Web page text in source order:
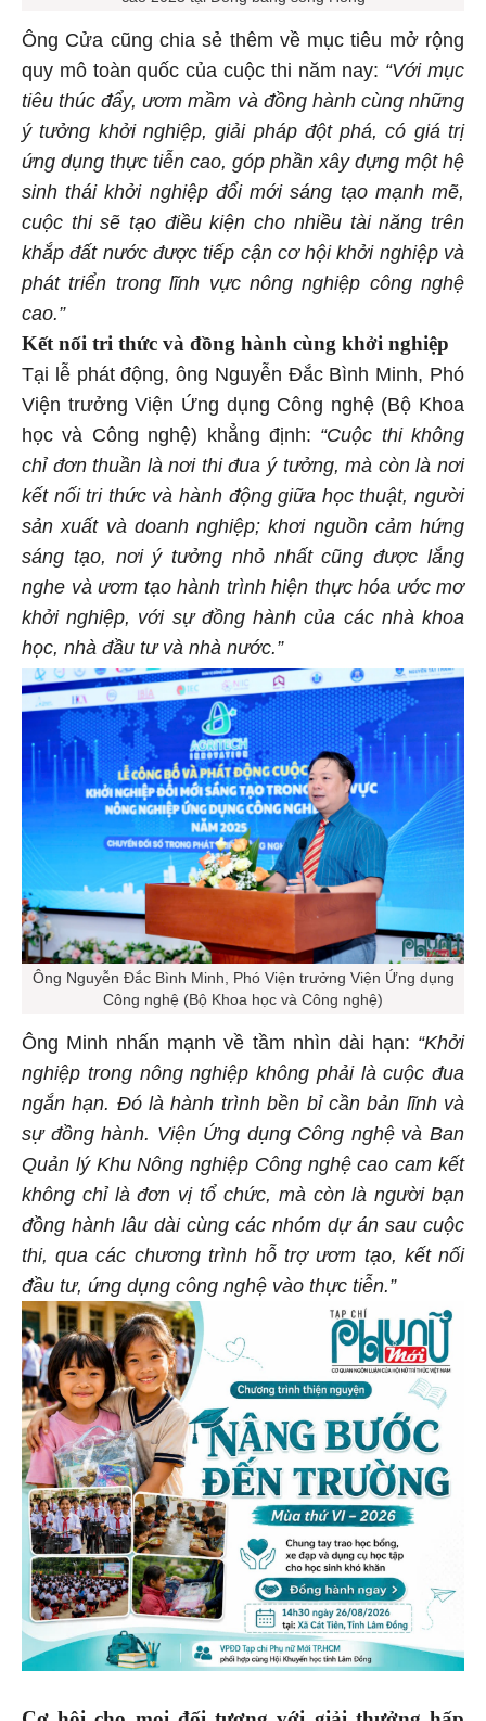
Ông Cửa cũng chia sẻ thêm về mục tiêu mở rộng
quy mô toàn quốc của cuộc thi năm nay: “Với mục
tiêu thúc đẩy, ươm mầm và đồng hành cùng những
ý tưởng khởi nghiệp, giải pháp đột phá, có giá trị
ứng dụng thực tiễn cao, góp phần xây dựng một hệ
sinh thái khởi nghiệp đổi mới sáng tạo mạnh mẽ,
cuộc thi sẽ tạo điều kiện cho nhiều tài năng trên
khắp đất nước được tiếp cận cơ hội khởi nghiệp và
phát triển trong lĩnh vực nông nghiệp công nghệ
cao.”
Kết nối tri thức và đồng hành cùng khởi nghiệp
Tại lễ phát động, ông Nguyễn Đắc Bình Minh, Phó
Viện trưởng Viện Ứng dụng Công nghệ (Bộ Khoa
học và Công nghệ) khẳng định: “Cuộc thi không
chỉ đơn thuần là nơi thi đua ý tưởng, mà còn là nơi
kết nối tri thức và hành động giữa học thuật, người
sản xuất và doanh nghiệp; khơi nguồn cảm hứng
sáng tạo, nơi ý tưởng nhỏ nhất cũng được lắng
nghe và ươm tạo hành trình hiện thực hóa ước mơ
khởi nghiệp, với sự đồng hành của các nhà khoa
học, nhà đầu tư và nhà nước.”
Ông Nguyễn Đắc Bình Minh, Phó Viện trưởng Viện Ứng dụng
Công nghệ (Bộ Khoa học và Công nghệ)
Ông Minh nhấn mạnh về tầm nhìn dài hạn: “Khởi
nghiệp trong nông nghiệp không phải là cuộc đua
ngắn hạn. Đó là hành trình bền bỉ cần bản lĩnh và
sự đồng hành. Viện Ứng dụng Công nghệ và Ban
Quản lý Khu Nông nghiệp Công nghệ cao cam kết
không chỉ là đơn vị tổ chức, mà còn là người bạn
đồng hành lâu dài cùng các nhóm dự án sau cuộc
thi, qua các chương trình hỗ trợ ươm tạo, kết nối
đầu tư, ứng dụng công nghệ vào thực tiễn.”
Cơ hội cho mọi đối tượng với giải thưởng hấp